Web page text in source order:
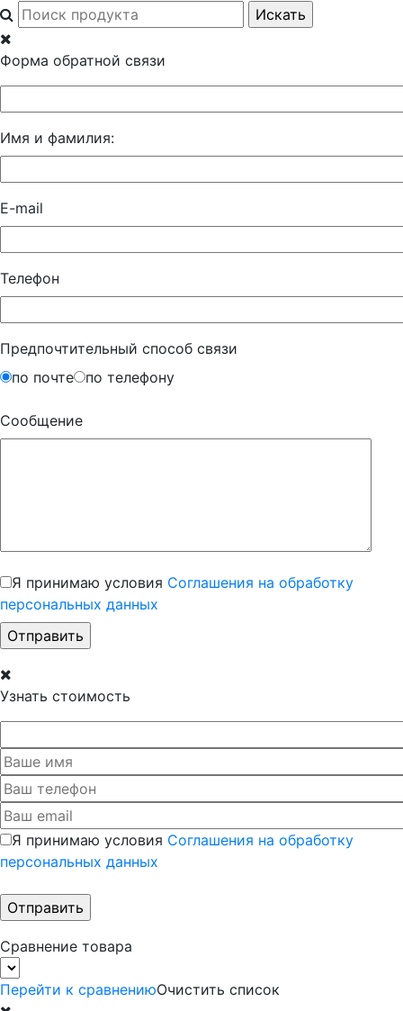
Форма обратной связи
Имя и фамилия:
E-mail
Телефон
Предпочтительный способ связи
по почте
по телефону
Сообщение
Я принимаю условия Соглашения на обработку
персональных данных
Узнать стоимость
Я принимаю условия Соглашения на обработку
персональных данных
Сравнение товара
Перейти к сравнениюОчистить список